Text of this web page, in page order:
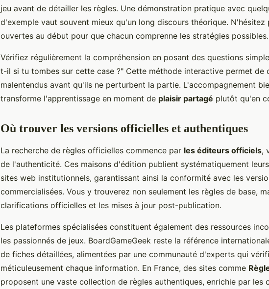
jeu avant de détailler les règles. Une démonstration pratique avec
d'exemple vaut souvent mieux qu'un long discours théorique. N'hésitez
ouvertes au début pour que chacun comprenne les stratégies possibles.
Vérifiez régulièrement la compréhension en posant des questions
t-il si tu tombes sur cette case ?" Cette méthode interactive permet de
malentendus avant qu'ils ne perturbent la partie. L'accompagnement
transforme l'apprentissage en moment de plaisir partagé plutôt qu'en
Où trouver les versions officielles et authentiques
La recherche de règles officielles commence par les éditeurs officiels,
de l'authenticité. Ces maisons d'édition publient systématiquement
sites web institutionnels, garantissant ainsi la conformité avec les
commercialisées. Vous y trouverez non seulement les règles de base,
clarifications officielles et les mises à jour post-publication.
Les plateformes spécialisées constituent également des ressources
les passionnés de jeux. BoardGameGeek reste la référence
de fiches détaillées, alimentées par une communauté d'experts qui
méticuleusement chaque information. En France, des sites comme
proposent une vaste collection de règles authentiques, enrichie par les